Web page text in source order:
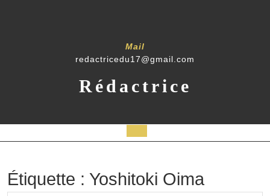
Mail
redactricedu17@gmail.com
Rédactrice
Button
Étiquette : Yoshitoki Oima